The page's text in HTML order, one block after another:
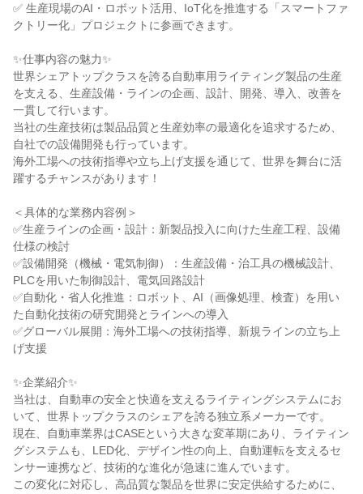
✅ 生産現場のAI・ロボット活用、IoT化を推進する「スマートファ
クトリー化」プロジェクトに参画できます。
✨仕事内容の魅力✨
世界シェアトップクラスを誇る自動車用ライティング製品の生産
を支える、生産設備・ラインの企画、設計、開発、導入、改善を
一貫して行います。
当社の生産技術は製品品質と生産効率の最適化を追求するため、
自社での設備開発も行っています。
海外工場への技術指導や立ち上げ支援を通じて、世界を舞台に活
躍するチャンスがあります！
＜具体的な業務内容例＞
✅生産ラインの企画・設計：新製品投入に向けた生産工程、設備
仕様の検討
✅設備開発（機械・電気制御）：生産設備・治工具の機械設計、
PLCを用いた制御設計、電気回路設計
✅自動化・省人化推進：ロボット、AI（画像処理、検査）を用い
た自動化技術の研究開発とラインへの導入
✅グローバル展開：海外工場への技術指導、新規ラインの立ち上
げ支援
✨企業紹介✨
当社は、自動車の安全と快適を支えるライティングシステムにお
いて、世界トップクラスのシェアを誇る独立系メーカーです。
現在、自動車業界はCASEという大きな変革期にあり、ライティン
グシステムも、LED化、デザイン性の向上、自動運転を支えるセ
ンサー連携など、技術的な進化が急速に進んでいます。
この変化に対応し、高品質な製品を世界に安定供給するために、